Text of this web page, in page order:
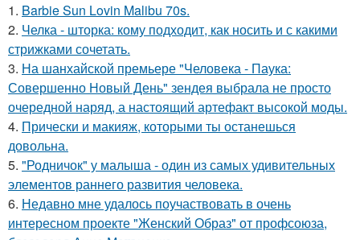
1. Barbie Sun Lovin Malibu 70s.
2. Челка - шторка: кому подходит, как носить и с какими
стрижками сочетать.
3. На шанхайской премьере "Человека - Паука:
Совершенно Новый День" зендея выбрала не просто
очередной наряд, а настоящий артефакт высокой моды.
4. Прически и макияж, которыми ты останешься
довольна.
5. "Родничок" у малыша - один из самых удивительных
элементов раннего развития человека.
6. Недавно мне удалось поучаствовать в очень
интересном проекте "Женский Образ" от профсоюза,